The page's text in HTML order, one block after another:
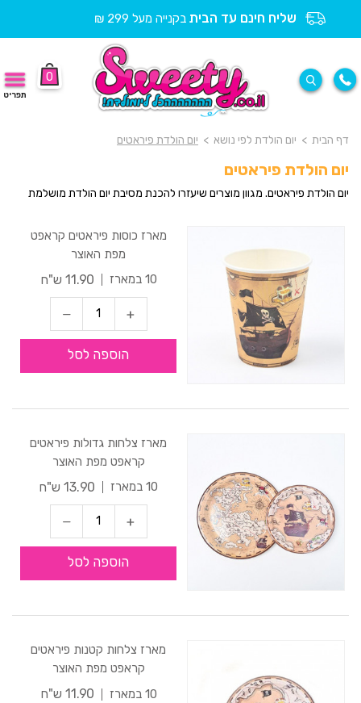
שליח חינם עד הבית בקנייה מעל 299 ₪
0
תפריט
דף הבית > יום הולדת לפי נושא > יום הולדת פיראטים
יום הולדת פיראטים
יום הולדת פיראטים. מגוון מוצרים שיעזרו להכנת מסיבת יום הולדת מושלמת
מארז כוסות פיראטים קראפט
מפת האוצר
10 במארז
11.90 ש"ח
הוספה לסל
מארז צלחות גדולות פיראטים
קראפט מפת האוצר
10 במארז
13.90 ש"ח
הוספה לסל
מארז צלחות קטנות פיראטים
קראפט מפת האוצר
10 במארז
11.90 ש"ח